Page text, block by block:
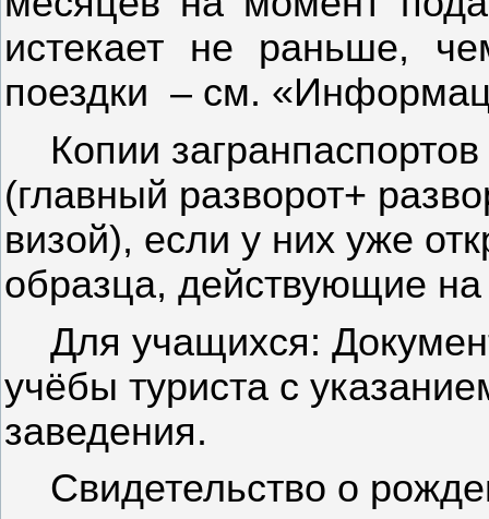
истекает не раньше,
поездки – см.
Копии
(главный разворот+
визой), если у них уже
образца, действующие
Для учащихся:
учёбы туриста с
заведения.
Свидетельство о